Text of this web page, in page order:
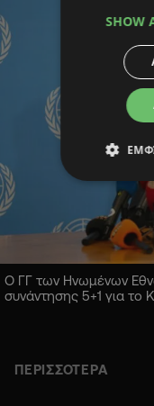
Ο ΓΓ των Ηνωμένων
συνάντησης 5+1 για το
ΠΕΡΙΣΣΟΤΕΡΑ
SHOW